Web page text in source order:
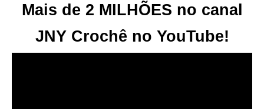
Mais de 2 MILHÕES no canal
JNY Crochê no YouTube!